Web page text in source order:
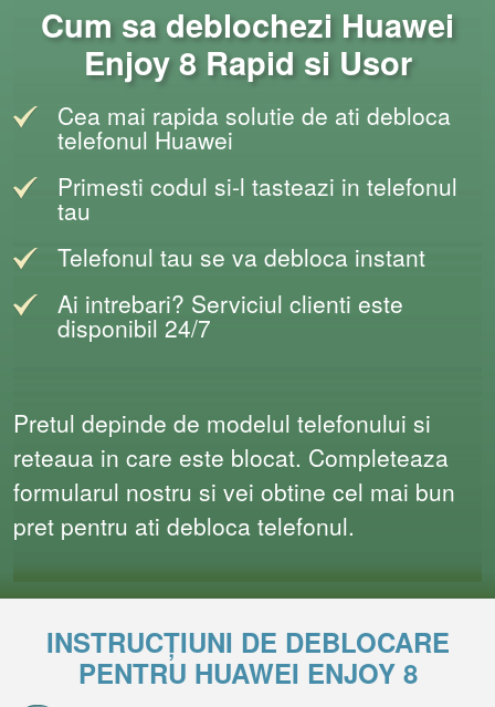
Cum sa deblochezi Huawei
Enjoy 8 Rapid si Usor
Cea mai rapida solutie de ati debloca
telefonul Huawei
Primesti codul si-l tasteazi in telefonul
tau
Telefonul tau se va debloca instant
Ai intrebari? Serviciul clienti este
disponibil 24/7
Pretul depinde de modelul telefonului si
reteaua in care este blocat. Completeaza
formularul nostru si vei obtine cel mai bun
pret pentru ati debloca telefonul.
INSTRUCȚIUNI DE DEBLOCARE
PENTRU HUAWEI ENJOY 8